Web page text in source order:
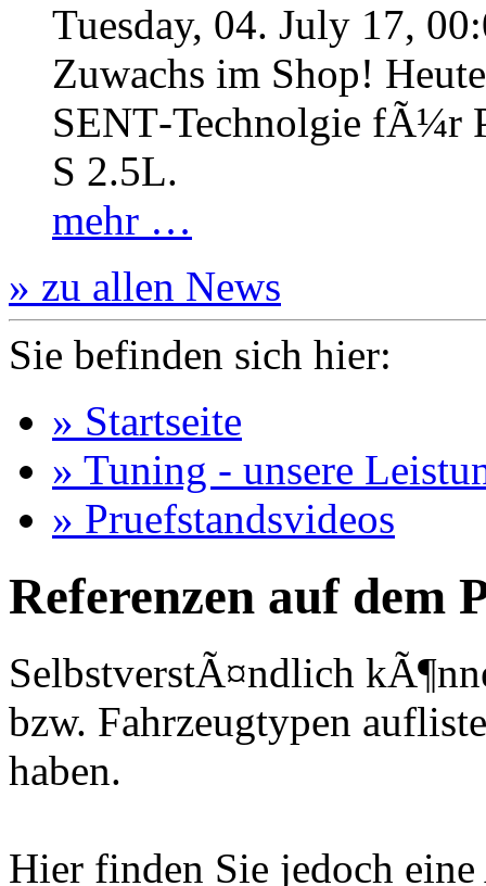
Tuesday, 04. July 17,
Zuwachs im Shop!
SENT‐Technolgie fÃ¼r
S 2.5L.
mehr …
» zu allen News
Sie befinden sich hier:
» Startseite
» Tuning - unsere
» Pruefstandsvideos
Referenzen auf dem
SelbstverstÃ¤ndlich
bzw. Fahrzeugtypen
haben.
Hier finden Sie jedoch